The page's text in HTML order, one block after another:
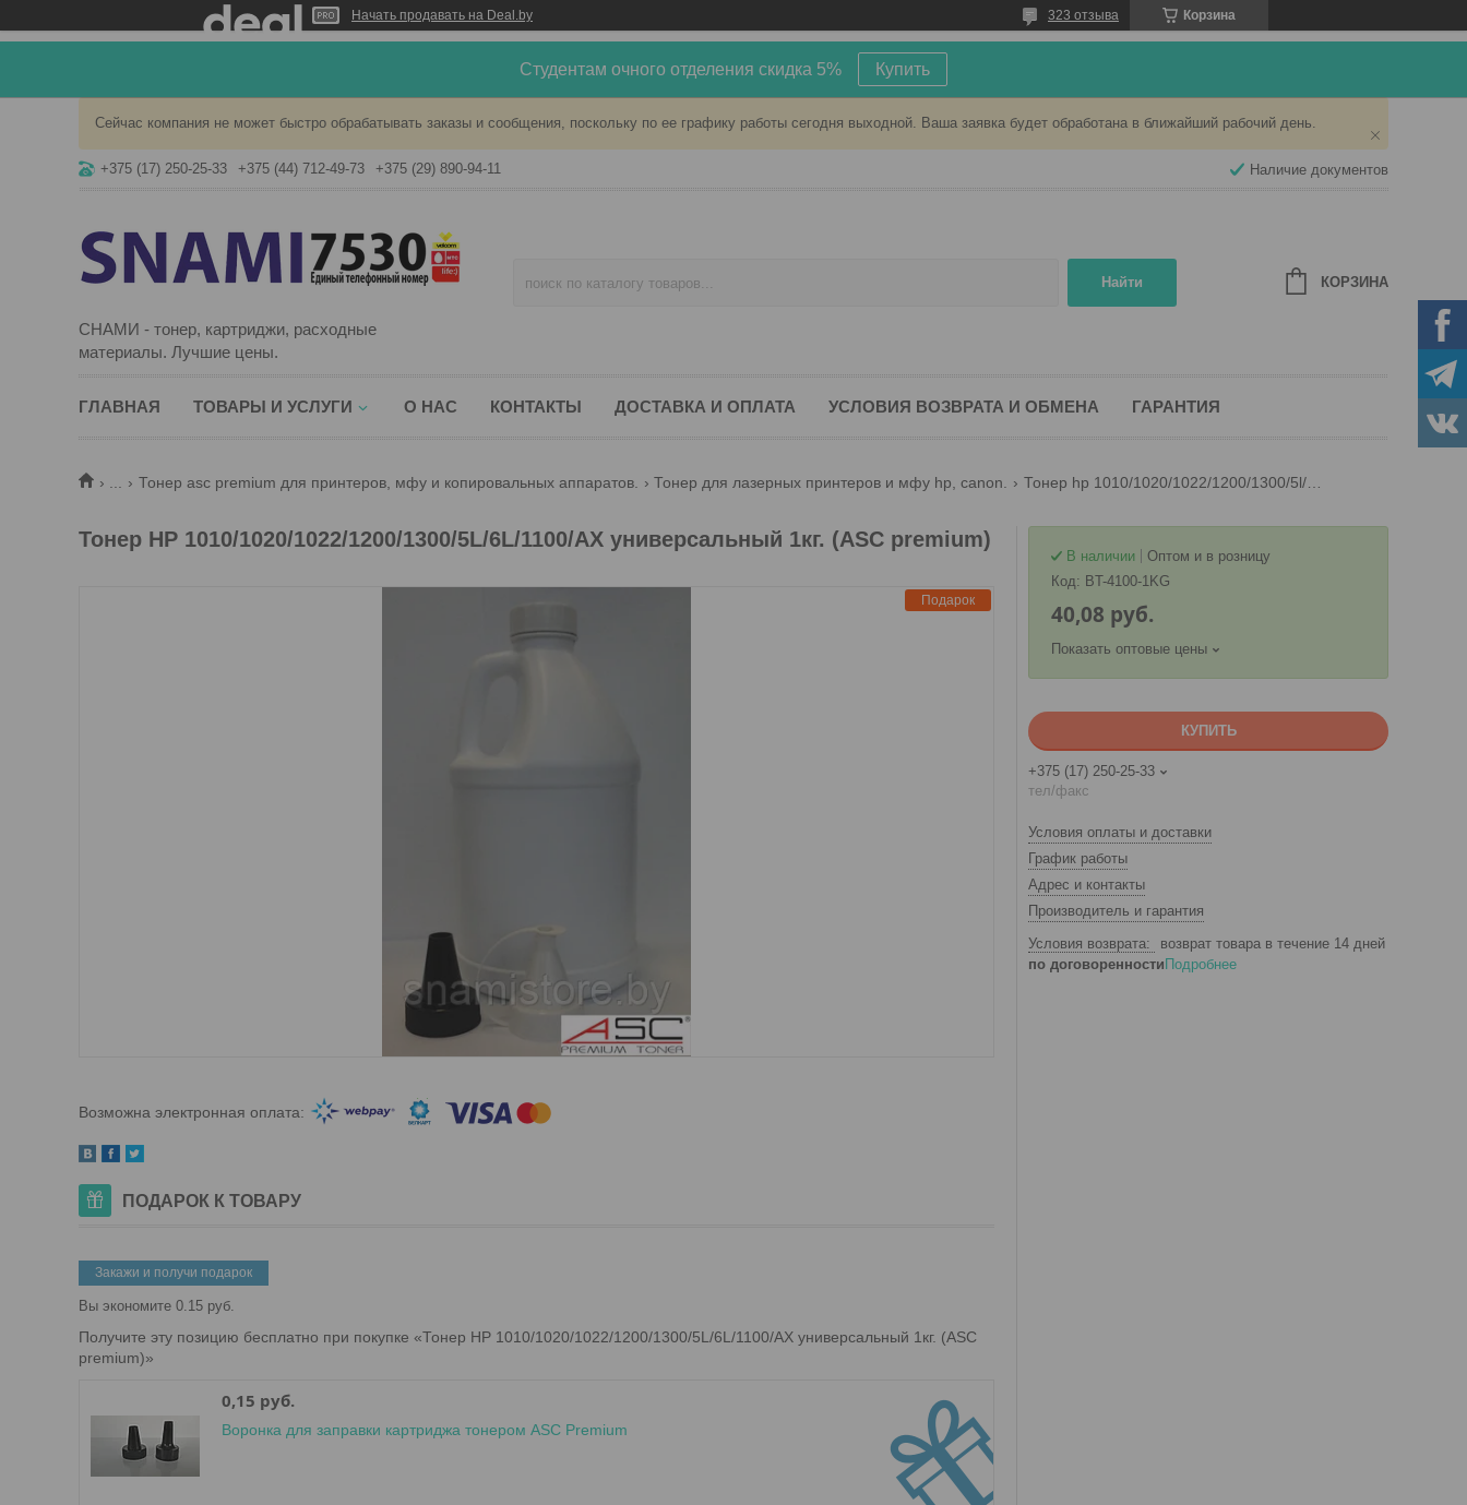
Начать продавать на Deal.by Корзина
323 отзыва
Студентам очного отделения скидка 5% Купить
Сейчас компания не может быстро обрабатывать заказы и сообщения, поскольку по ее графику работы сегодня выходной. Ваша заявка будет обработана в ближайший рабочий день.
+375 (17) 250-25-33 +375 (44) 712-49-73 +375 (29) 890-94-11 Наличие документов
СНАМИ - тонер, картриджи, расходные
материалы. Лучшие цены.
Найти КОРЗИНА
ГЛАВНАЯ ТОВАРЫ И УСЛУГИ О НАС КОНТАКТЫ ДОСТАВКА И ОПЛАТА УСЛОВИЯ ВОЗВРАТА И ОБМЕНА ГАРАНТИЯ
Тонер asc premium для принтеров, мфу и копировальных аппаратов. Тонер для лазерных принтеров и мфу hp, canon. Тонер hp 1010/1020/1022/1200/1300/5l/6l/1100/ax универсальный 1кг. (asc premium)
Тонер HP 1010/1020/1022/1200/1300/5L/6L/1100/AX универсальный 1кг. (ASC premium)
Подарок
ПОДАРОК К ТОВАРУ
Закажи и получи подарок
Вы экономите 0.15 руб.
Получите эту позицию бесплатно при покупке «Тонер HP 1010/1020/1022/1200/1300/5L/6L/1100/AX универсальный 1кг. (ASC
premium)»
0,15 руб.
Воронка для заправки картриджа тонером ASC Premium
В наличии
Оптом и в розницу
Код: BT-4100-1KG
40,08 руб.
Показать оптовые цены
КУПИТЬ
+375 (17) 250-25-33
тел/факс
Условия оплаты и доставки
График работы
Адрес и контакты
Производитель и гарантия
возврат товара в течение 14 дней
по договоренности Подробнее